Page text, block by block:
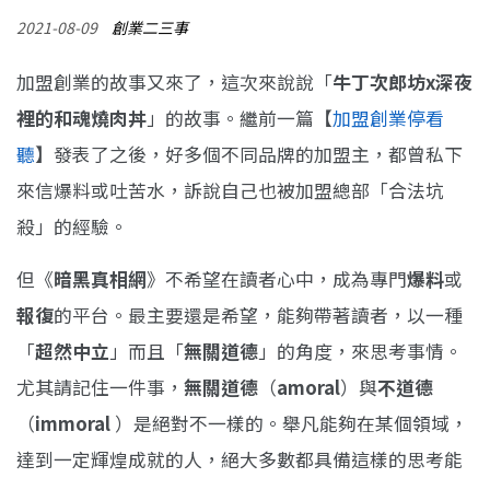
2021-08-09 創業二三事
加盟創業的故事又來了，這次來說說「牛丁次郎坊x深夜
裡的和魂燒肉丼」的故事。繼前一篇【加盟創業停看
聽】發表了之後，好多個不同品牌的加盟主，都曾私下
來信爆料或吐苦水，訴說自己也被加盟總部「合法坑
殺」的經驗。
但《暗黑真相網》不希望在讀者心中，成為專門爆料或
報復的平台。最主要還是希望，能夠帶著讀者，以一種
「超然中立」而且「無關道德」的角度，來思考事情。
尤其請記住一件事， 無關道德 （amoral）與不道德
（immoral ）是絕對不一樣的。舉凡能夠在某個領域，
達到一定輝煌成就的人，絕大多數都具備這樣的思考能